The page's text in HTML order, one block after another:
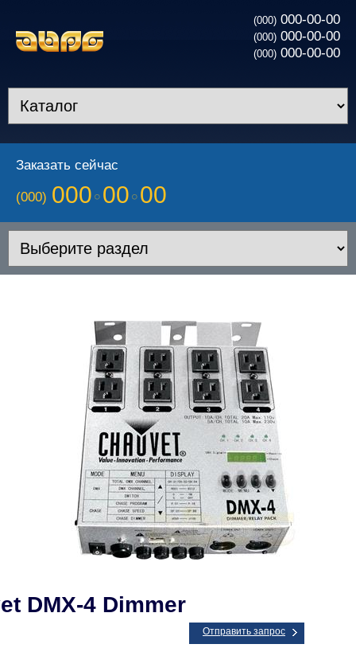
(000) 000-00-00
(000) 000-00-00
(000) 000-00-00
Заказать сейчас
(000) 000 00 00
DMX-4 Dimmer
Отправить запрос